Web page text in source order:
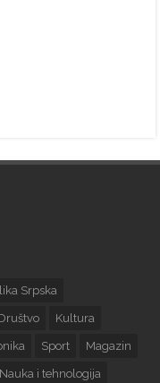
Srpska
Kultura
Sport Magazin
Nauka i tehnologija